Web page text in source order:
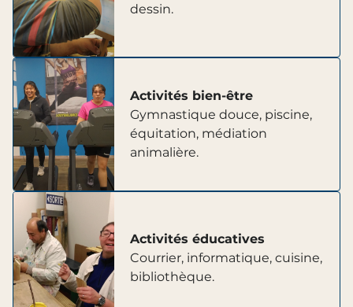
dessin.
Activités bien-être
Gymnastique douce, piscine,
équitation, médiation
animalière.
Activités éducatives
Courrier, informatique, cuisine,
bibliothèque.